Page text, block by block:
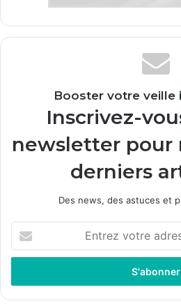
Booster votre veille
Inscrivez-
newsletter pour
derniers
Des news, des astuces et
t
e
z